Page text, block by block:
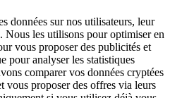
données sur nos utilisateurs, leur
Nous les utilisons pour optimiser en
vous proposer des publicités et
pour analyser les statistiques
comparer vos données cryptées
vous proposer des offres via leurs